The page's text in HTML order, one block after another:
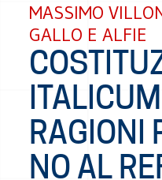
MASSIMO
GALLO E ALFIE
RAGIONI
NO AL